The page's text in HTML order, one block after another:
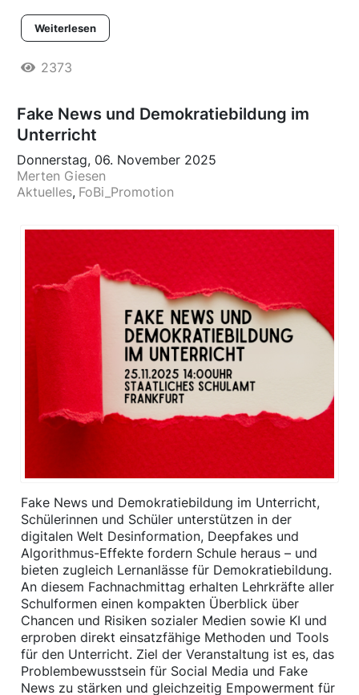
Weiterlesen
2373
Fake News und Demokratiebildung im
Unterricht
Donnerstag, 06. November 2025
Merten Giesen
Aktuelles FoBi_Promotion
Fake News und Demokratiebildung im Unterricht,
Schülerinnen und Schüler unterstützen in der
digitalen Welt Desinformation, Deepfakes und
Algorithmus-Effekte fordern Schule heraus – und
bieten zugleich Lernanlässe für Demokratiebildung.
An diesem Fachnachmittag erhalten Lehrkräfte aller
Schulformen einen kompakten Überblick über
Chancen und Risiken sozialer Medien sowie KI und
erproben direkt einsatzfähige Methoden und Tools
für den Unterricht. Ziel der Veranstaltung ist es, das
Problembewusstsein für Social Media und Fake
News zu stärken und gleichzeitig Empowerment für